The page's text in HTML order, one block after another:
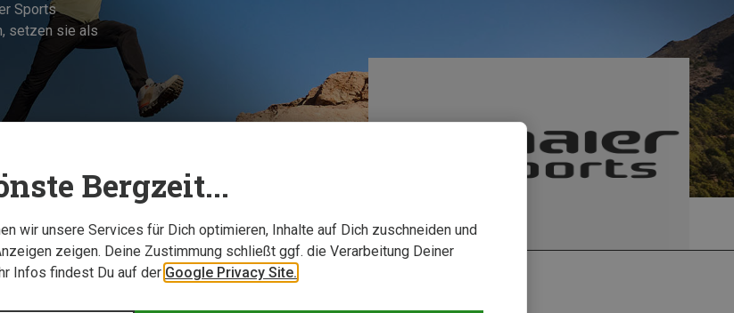
Sports
setzen sie als
TESTBERICHTE
Bergzeit...
wir unsere Services für Dich optimieren, Inhalte auf Dich zuschneiden und
zeigen. Deine Zustimmung schließt ggf. die Verarbeitung Deiner
Infos findest Du auf der Google Privacy Site.